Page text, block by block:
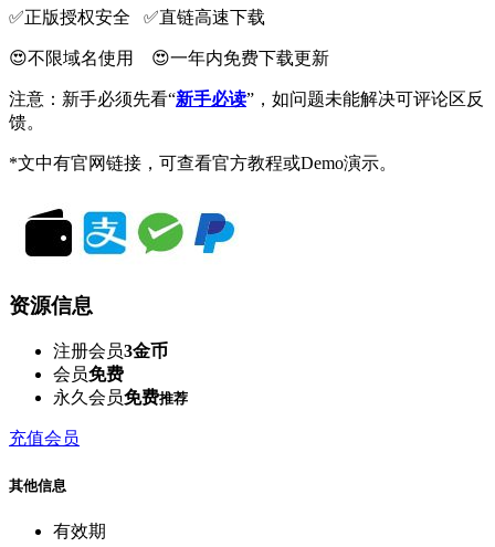
✅️正版授权安全 ✅️直链高速下载
😍不限域名使用 😍一年内免费下载更新
注意：新手必须先看“新手必读”，如问题未能解决可评论区反
馈。
*文中有官网链接，可查看官方教程或Demo演示。
资源信息
注册会员3金币
会员免费
永久会员免费推荐
充值会员
其他信息
有效期